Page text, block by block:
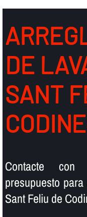
DE
SANT
Contacte con
presupuesto
Sant Feliu de